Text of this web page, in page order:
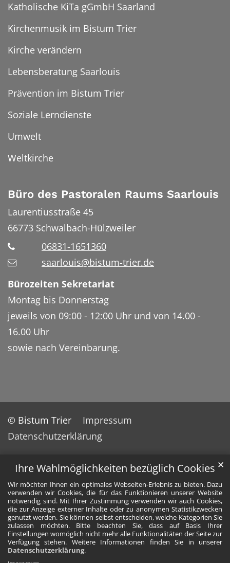
Ihre Wahlmöglichkeiten bezüglich Cookies
Wir möchten Ihnen ein optimales Webseiten-Erlebnis zu bieten. Dazu
verwenden wir Cookies, die für das Funktionieren unserer Website
notwendig sind. Mit Ihrer Zustimmung verwenden wir auch Cookies,
die zur Anzeige externer Inhalte oder zu anonymen Statistikzwecken
genutzt werden. Sie können selbst entscheiden, welche Kategorien Sie
zulassen möchten. Bitte beachten Sie, dass auf Basis Ihrer
Einstellungen womöglich nicht mehr alle Funktionalitäten der Seite zur
Verfügung stehen. Weitere Informationen finden Sie in unserer
Datenschutzerklärung.
✕
Katholische KiTa gGmbH Saarland
Kirchenmusik im Bistum Trier
Kirche verändern
Lebensberatung Saarlouis
Prävention im Bistum Trier
Soziale Lerndienste
Umwelt
Weltkirche
Büro des Pastoralen Raums Saarlouis
Laurentiusstraße 45
66773 Schwalbach-Hülzweiler
06831-1651360
saarlouis@bistum-trier.de
Bürozeiten Sekretariat
Montag bis Donnerstag
jeweils von 09:00 - 12:00 Uhr und von 14.00 -
16.00 Uhr
sowie nach Vereinbarung.
© Bistum Trier
Impressum
Datenschutzerklärung